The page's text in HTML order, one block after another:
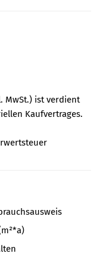
MwSt.) ist verdient
Kaufvertrages.